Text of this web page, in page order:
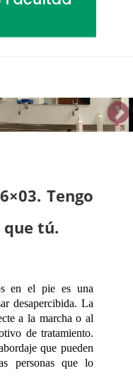
Tengo
que tú.
en el pie es una
desapercibida. La
a la marcha o al
de tratamiento.
que pueden
personas que lo